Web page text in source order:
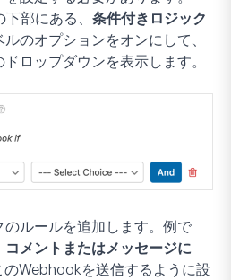
部にある、 条件付きロジック
のオプションをオンにして、
ロップダウンを表示します。
ルールを追加します。例で
コメントまたはメッセージに
のWebhookを送信するように設